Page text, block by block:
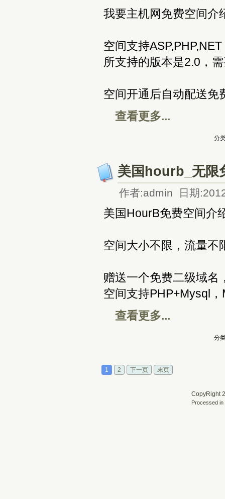
我要主机网免费空间介
空间支持
所支持的版本是2.0，
空间开通后自动配送免
查看更多...
分
美国hourb_无限
作者:admin 日期
美国HourB免费空间介
空间大小不限，流量不
赠送一个免费二级域名
空间支持PHP+Mysql
查看更多...
分
1 2 下一页 末页
CopyRight
Processed in